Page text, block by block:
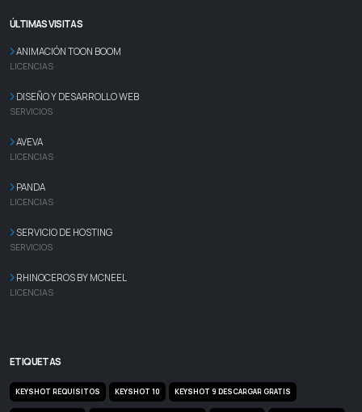
ÚLTIMAS VISITAS
ANIMACIÓN TOON BOOM
LICENCIAS
DISEÑO Y DESARROLLO WEB
SERVICIOS
AVEVA
LICENCIAS
PANDA
LICENCIAS
SERVICIO DE HOSTING
SERVICIOS
RHINOCEROS BY MCNEEL
LICENCIAS
ETIQUETAS
KEYSHOT REQUISITOS KEYSHOT 10 KEYSHOT 9 DESCARGAR GRATIS